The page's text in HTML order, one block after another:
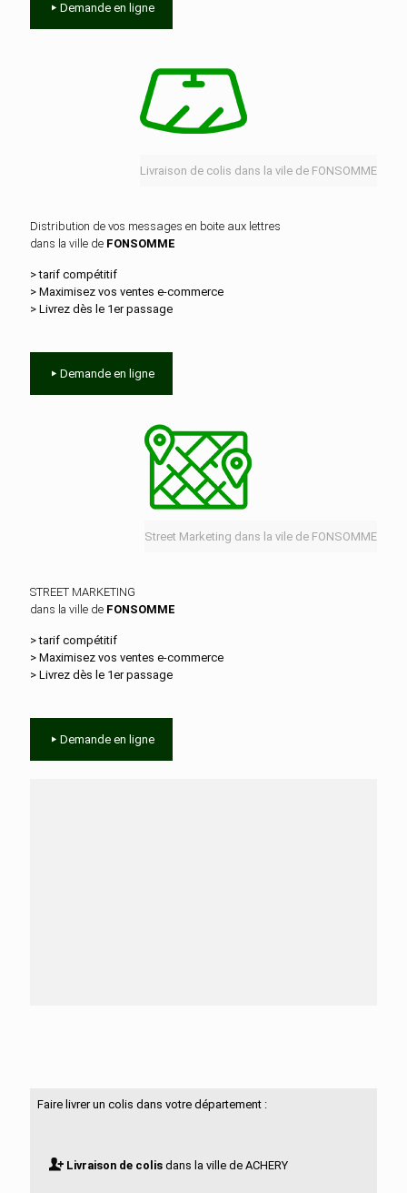
Demande en ligne
Livraison de colis dans la vile de FONSOMME
Distribution de vos messages en boite aux lettres
dans la ville de FONSOMME
> tarif compétitif
> Maximisez vos ventes e‑commerce
> Livrez dès le 1er passage
Demande en ligne
Street Marketing dans la vile de FONSOMME
STREET MARKETING
dans la ville de FONSOMME
> tarif compétitif
> Maximisez vos ventes e‑commerce
> Livrez dès le 1er passage
Demande en ligne
Faire livrer un colis dans votre département :
Livraison de colisdans la ville de ACHERY